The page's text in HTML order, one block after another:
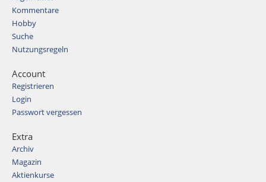
Kommentare
Hobby
Suche
Nutzungsregeln
Account
Registrieren
Login
Passwort vergessen
Extra
Archiv
Magazin
Aktienkurse